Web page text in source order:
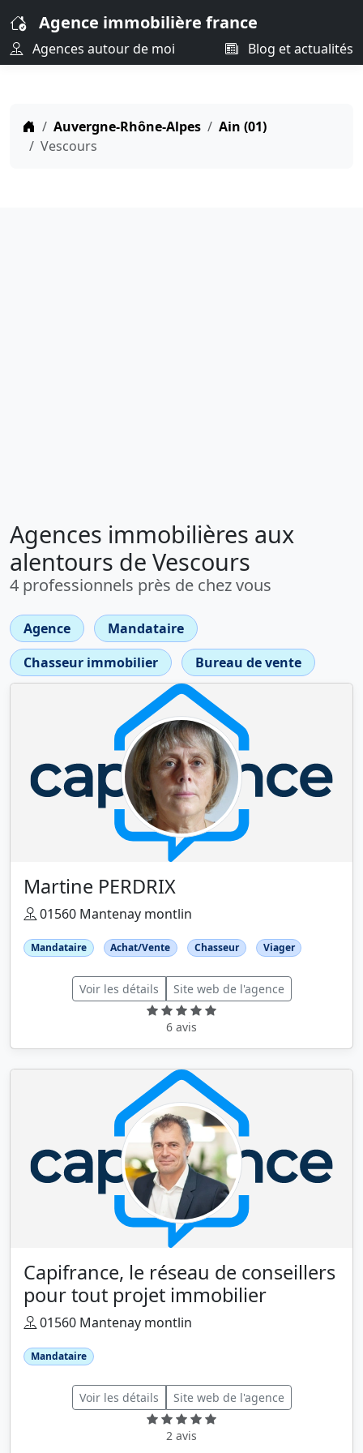
Agence immobilière france
Agences autour de moi Blog et actualités
Auvergne-Rhône-Alpes
Ain (01)
Vescours
Agences immobilières aux
alentours de Vescours
4 professionnels près de chez vous
Agence
Mandataire
Chasseur immobilier
Bureau de vente
Martine PERDRIX
01560 Mantenay montlin
Mandataire Achat/Vente Chasseur Viager
Voir les détails Site web de l'agence
6 avis
Capifrance, le réseau de conseillers
pour tout projet immobilier
01560 Mantenay montlin
Mandataire
Voir les détails Site web de l'agence
2 avis